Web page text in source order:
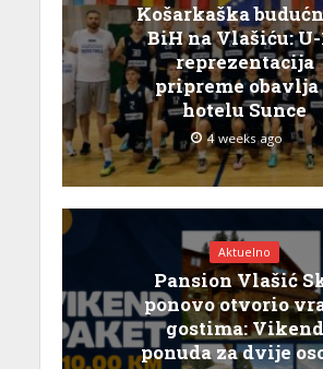
Košarkaška
BiH na Vlašiću: U-
reprezentacija
pripreme obavlja
hotelu Sunce
4 weeks ago
Aktuelno
Pansion Vlašić
ponovo otvorio
gostima: Vikend
ponuda za dvije